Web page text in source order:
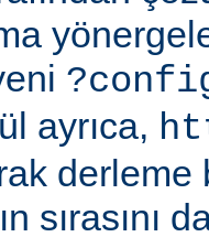
ayrıca,
derleme
sırasını